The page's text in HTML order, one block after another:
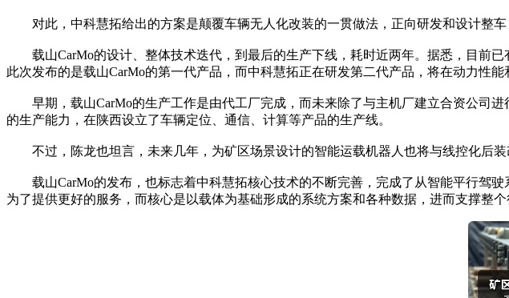
对此，中科慧拓给出的方案是颠覆车辆无人化改装的一贯做法，正向研发和设计整车
载山CarMo的设计、整体技术迭代，到最后的生产下线，耗时近两年。据悉，目前已
此次发布的是载山CarMo的第一代产品，而中科慧拓正在研发第二代产品，将在动力性能
早期，载山CarMo的生产工作是由代工厂完成，而未来除了与主机厂建立合资公司进
的生产能力，在陕西设立了车辆定位、通信、计算等产品的生产线。
不过，陈龙也坦言，未来几年，为矿区场景设计的智能运载机器人也将与线控化后装
载山CarMo的发布，也标志着中科慧拓核心技术的不断完善，完成了从智能平行驾驶
为了提供更好的服务，而核心是以载体为基础形成的系统方案和各种数据，进而支撑整个